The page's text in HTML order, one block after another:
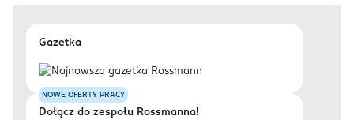
Gazetka
NOWE OFERTY PRACY
Dołącz do zespołu Rossmanna!